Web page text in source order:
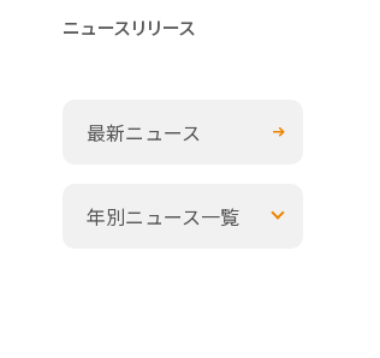
ニュースリリース
最新ニュース
年別ニュース一覧